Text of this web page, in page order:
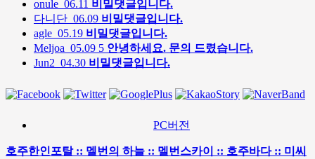
onule 06.11 비밀댓글입니다.
다니단 06.09 비밀댓글입니다.
agle 05.19 비밀댓글입니다.
Meljoa 05.09 5 안녕하세요. 문의 드렸습니다.
Jun2 04.30 비밀댓글입니다.
PC버전
호주한인포탈 :: 멜번의 하늘 :: 멜번스카이 :: 호주바다 :: 미씨